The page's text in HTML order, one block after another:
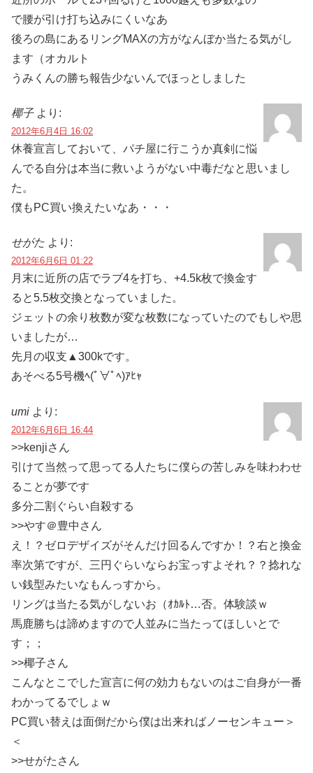
で腰が引け打ち込みにくいなあ
後ろの島にあるリングMAXの方がなんぼか当たる気がし
ます（オカルト
うみくんの勝ち報告少ないんでほっとしました
椰子 より:
2012年6月4日 16:02
休養宣言しておいて、パチ屋に行こうか真剣に悩
んでる自分は本当に救いようがない中毒だなと思いまし
た。
僕もPC買い換えたいなあ・・・
せがた より:
2012年6月6日 01:22
月末に近所の店でラブ4を打ち、+4.5k枚で換金す
ると5.5枚交換となっていました。
ジェットの余り枚数が変な枚数になっていたのでもしや思
いましたが…
先月の収支▲300kです。
あそべる5号機ﾍ(ﾟ∀ﾟﾍ)ｱﾋｬ
umi より:
2012年6月6日 16:44
>>kenjiさん
引けて当然って思ってる人たちに僕らの苦しみを味わわせ
ることが夢です
多分二割ぐらい自殺する
>>やす＠豊中さん
え！？ゼロデザイズがそんだけ回るんですか！？右と換金
率次第ですが、三円ぐらいならお宝っすよそれ？？捻れな
い銭型みたいなもんっすから。
リングは当たる気がしないお（ｵｶﾙﾄ…否。体験談ｗ
馬鹿勝ちは諦めますので人並みに当たってほしいとで
す；；
>>椰子さん
こんなとこでした宣言に何の効力もないのはご自身が一番
わかってるでしょｗ
PC買い替えは面倒だから僕は出来ればノーセンキュー＞
＜
>>せがたさん